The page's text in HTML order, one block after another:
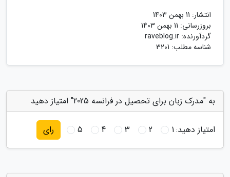
انتشار: 11 بهمن 1403
بروزرسانی: 11 بهمن 1403
گردآورنده: raveblog.ir
شناسه مطلب: 3201
به "مدرک زبان برای تحصیل در فرانسه 2025" امتیاز دهید
امتیاز دهید:1
2
3
4
5 رای